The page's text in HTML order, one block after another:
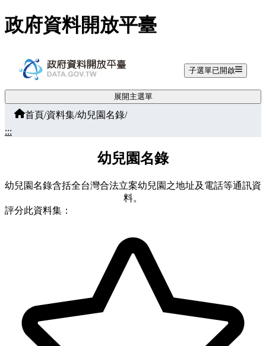
跳至主要內容
政府資料開放平臺
子選單已開啟
展開主選單
首頁/資料集/幼兒園名錄/
:::
幼兒園名錄
幼兒園名錄含括全台灣合法立案幼兒園之地址及電話等通訊資
料。
評分此資料集：